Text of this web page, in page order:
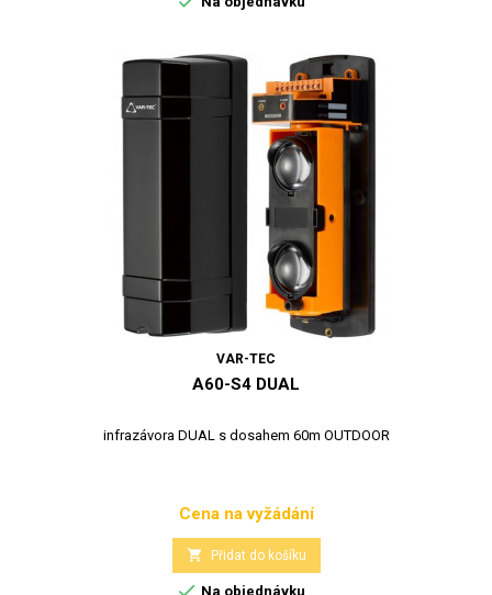
VAR-TEC
A60-S4 DUAL
infrazávora DUAL s dosahem 60m OUTDOOR
Cena
Cena na vyžádání
 Přidat do košíku
 Na objednávku